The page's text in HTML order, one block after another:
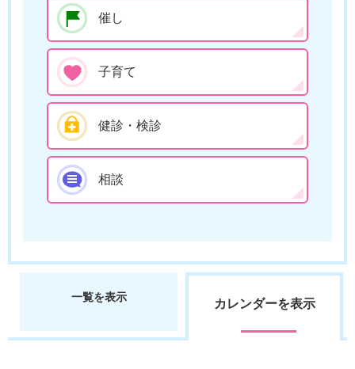
催し
子育て
健診・検診
相談
一覧を表示 カレンダーを表示